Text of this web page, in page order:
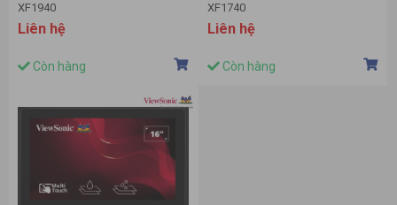
XF1940
Liên hệ
Còn hàng
XF1740
Liên hệ
Còn hàng